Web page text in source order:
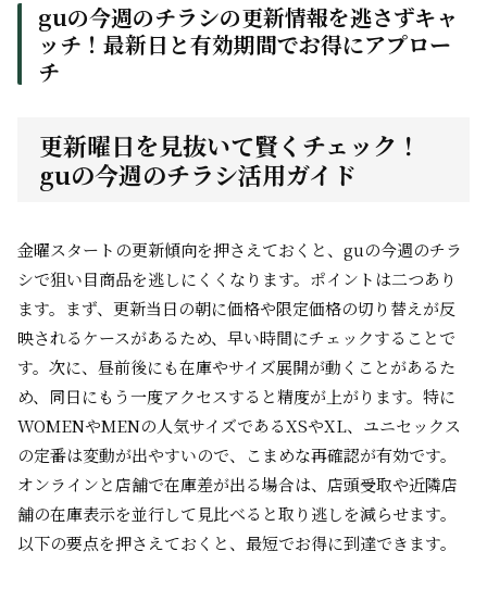
guの今週のチラシの更新情報を逃さずキャ
ッチ！最新日と有効期間でお得にアプロー
チ
更新曜日を見抜いて賢くチェック！
guの今週のチラシ活用ガイド
金曜スタートの更新傾向を押さえておくと、guの今週のチラ
シで狙い目商品を逃しにくくなります。ポイントは二つあり
ます。まず、更新当日の朝に価格や限定価格の切り替えが反
映されるケースがあるため、早い時間にチェックすることで
す。次に、昼前後にも在庫やサイズ展開が動くことがあるた
め、同日にもう一度アクセスすると精度が上がります。特に
WOMENやMENの人気サイズであるXSやXL、ユニセックス
の定番は変動が出やすいので、こまめな再確認が有効です。
オンラインと店舗で在庫差が出る場合は、店頭受取や近隣店
舗の在庫表示を並行して見比べると取り逃しを減らせます。
以下の要点を押さえておくと、最短でお得に到達できます。